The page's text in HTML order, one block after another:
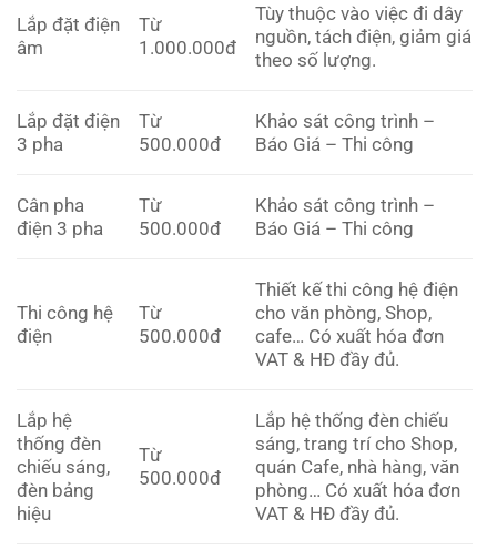
Lắp đặt điện
âm
Từ
1.000.000đ
Tùy thuộc vào việc đi dây
nguồn, tách điện, giảm giá
theo số lượng.
Lắp đặt điện
3 pha
Từ
500.000đ
Khảo sát công trình –
Báo Giá – Thi công
Cân pha
điện 3 pha
Từ
500.000đ
Khảo sát công trình –
Báo Giá – Thi công
Thi công hệ
điện
Từ
500.000đ
Thiết kế thi công hệ điện
cho văn phòng, Shop,
cafe… Có xuất hóa đơn
VAT & HĐ đầy đủ.
Lắp hệ
thống đèn
chiếu sáng,
đèn bảng
hiệu
Từ
500.000đ
Lắp hệ thống đèn chiếu
sáng, trang trí cho Shop,
quán Cafe, nhà hàng, văn
phòng… Có xuất hóa đơn
VAT & HĐ đầy đủ.